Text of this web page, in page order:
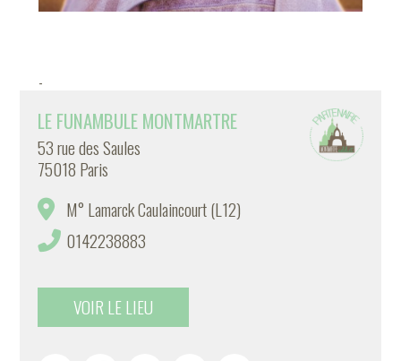
-
LE FUNAMBULE MONTMARTRE
53 rue des Saules
75018 Paris
M° Lamarck Caulaincourt (L12)
0142238883
VOIR LE LIEU